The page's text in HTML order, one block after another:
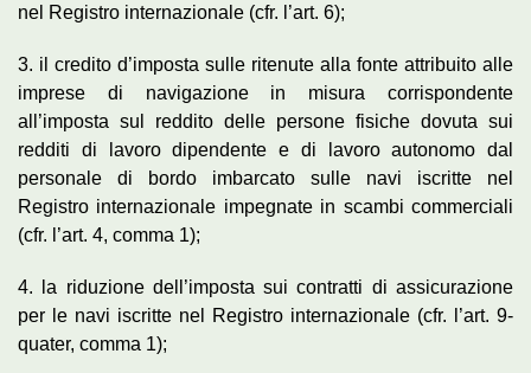
nel Registro internazionale (cfr. l’art. 6);
3. il credito d’imposta sulle ritenute alla fonte attribuito alle
imprese di navigazione in misura corrispondente
all’imposta sul reddito delle persone fisiche dovuta sui
redditi di lavoro dipendente e di lavoro autonomo dal
personale di bordo imbarcato sulle navi iscritte nel
Registro internazionale impegnate in scambi commerciali
(cfr. l’art. 4, comma 1);
4. la riduzione dell’imposta sui contratti di assicurazione
per le navi iscritte nel Registro internazionale (cfr. l’art. 9-
quater, comma 1);